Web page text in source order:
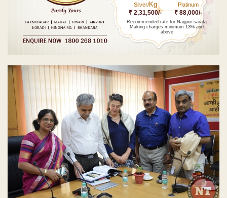
Silver/Kg
₹ 2,31,500/-
Platinum
₹ 88,000/-
Recommended rate for Nagpur sarafa
Making charges minimum 13% and
above